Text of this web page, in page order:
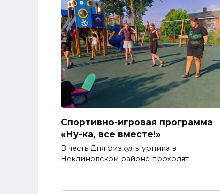
Спортивно-игровая программа
«Ну-ка, все вместе!»
В честь Дня физкультурника в
Неклиновском районе проходят